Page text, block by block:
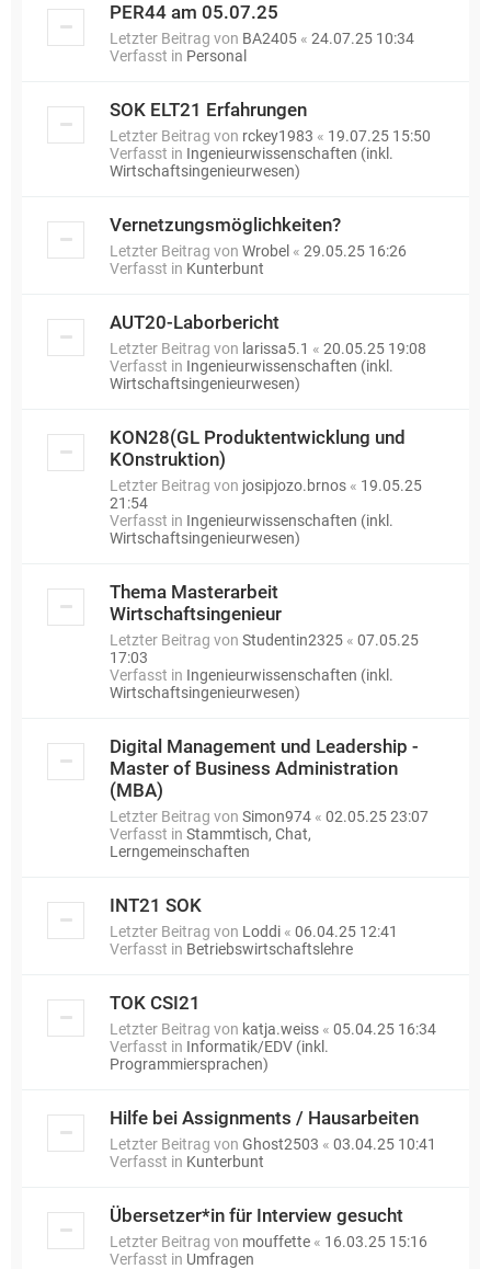
PER44 am 05.07.25
Letzter Beitrag von BA2405 « 24.07.25 10:34
Verfasst in Personal
SOK ELT21 Erfahrungen
Letzter Beitrag von rckey1983 « 19.07.25 15:50
Verfasst in Ingenieurwissenschaften (inkl.
Wirtschaftsingenieurwesen)
Vernetzungsmöglichkeiten?
Letzter Beitrag von Wrobel « 29.05.25 16:26
Verfasst in Kunterbunt
AUT20-Laborbericht
Letzter Beitrag von larissa5.1 « 20.05.25 19:08
Verfasst in Ingenieurwissenschaften (inkl.
Wirtschaftsingenieurwesen)
KON28(GL Produktentwicklung und
KOnstruktion)
Letzter Beitrag von josipjozo.brnos « 19.05.25
21:54
Verfasst in Ingenieurwissenschaften (inkl.
Wirtschaftsingenieurwesen)
Thema Masterarbeit
Wirtschaftsingenieur
Letzter Beitrag von Studentin2325 « 07.05.25
17:03
Verfasst in Ingenieurwissenschaften (inkl.
Wirtschaftsingenieurwesen)
Digital Management und Leadership -
Master of Business Administration
(MBA)
Letzter Beitrag von Simon974 « 02.05.25 23:07
Verfasst in Stammtisch, Chat,
Lerngemeinschaften
INT21 SOK
Letzter Beitrag von Loddi « 06.04.25 12:41
Verfasst in Betriebswirtschaftslehre
TOK CSI21
Letzter Beitrag von katja.weiss « 05.04.25 16:34
Verfasst in Informatik/EDV (inkl.
Programmiersprachen)
Hilfe bei Assignments / Hausarbeiten
Letzter Beitrag von Ghost2503 « 03.04.25 10:41
Verfasst in Kunterbunt
Übersetzer*in für Interview gesucht
Letzter Beitrag von mouffette « 16.03.25 15:16
Verfasst in Umfragen